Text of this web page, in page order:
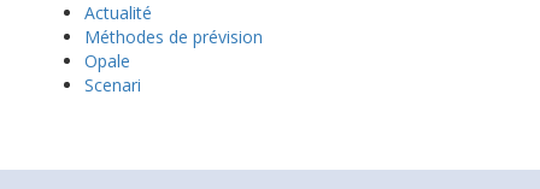
Actualité
Méthodes de prévision
Opale
Scenari